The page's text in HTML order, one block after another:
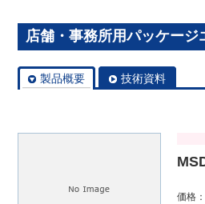
店舗・事務所用パッケー
製品概要 技術資料
価格